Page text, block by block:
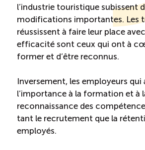
Ressources
Compétences et
Nouvelles formations
Formation sur mesure
Programme EMERIT
l’industrie touristique subissent
modifications importantes. Les
réussissent à faire leur place
efficacité sont ceux qui ont à
former et d’être reconnus.
Inversement, les employeurs
l’importance à la formation et à
reconnaissance des
tant le recrutement que la
employés.